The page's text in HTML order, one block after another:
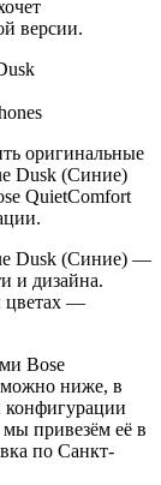
версии.
оригинальные
Dusk (Синие)
QuietComfort
Dusk (Синие) —
и дизайна.
цветах —
Bose
можно ниже, в
конфигурации
привезём её в
по Санкт-